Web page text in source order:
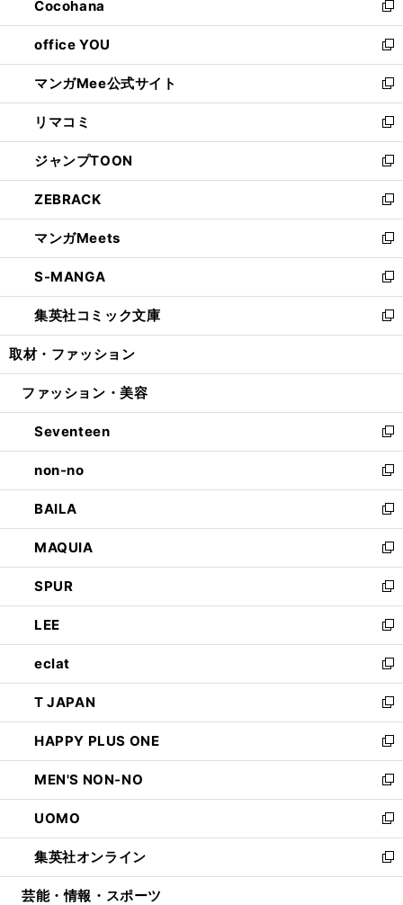
く
で
開
く
ド
ウ
で
開
く
い
ウ
ィ
ン
ド
ウ
で
開
く
Cocohana
新
し
い
ウ
ィ
ン
ド
ウ
で
開
く
office YOU
新
し
い
ウ
ィ
ン
ド
ウ
で
開
く
マンガMee公式サイト
新
し
い
ウ
ィ
ン
ド
ウ
で
開
く
リマコミ
新
し
い
ウ
ィ
ン
ド
ウ
で
開
く
ジャンプTOON
新
し
い
ウ
ィ
ン
ド
ウ
で
開
ZEBRACK
新
し
い
ウ
ィ
ン
ド
ウ
開
マンガMeets
新
し
い
ウ
ィ
ン
ウ
開
く
S-MANGA
新
し
い
ウ
ン
ウ
で
開
く
集英社コミック文庫
新
し
ウ
ン
ド
ウ
で
開
く
取材・ファッション
ファッション・美容
Seventeen
新
し
い
ウ
ィ
ン
ド
ウ
で
開
く
non-no
新
し
い
ウ
ィ
ン
ド
ウ
で
開
く
BAILA
新
し
い
ウ
ィ
ン
ド
ウ
で
開
く
MAQUIA
新
し
い
ウ
ィ
ン
ド
ウ
で
開
く
SPUR
新
し
い
ウ
ィ
ン
ド
ウ
で
開
く
LEE
新
し
い
ウ
ィ
ン
ド
ウ
で
開
く
eclat
新
し
い
ウ
ィ
ン
ド
ウ
で
開
く
T JAPAN
新
し
い
ウ
ィ
ン
ド
ウ
で
開
HAPPY PLUS ONE
新
し
い
ウ
ィ
ン
ド
ウ
MEN'S NON-NO
新
し
い
ウ
ィ
ン
UOMO
新
し
い
ウ
集英社オンライン
新
し
芸能・情報・スポーツ